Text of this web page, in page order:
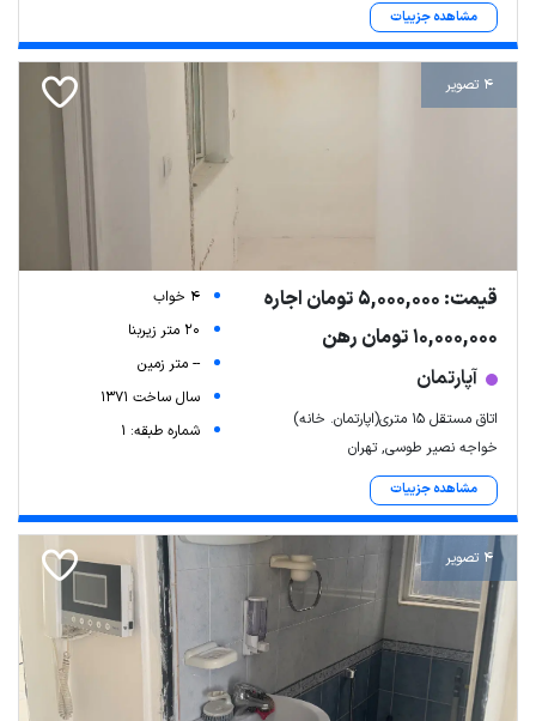
مشاهده جزییات
4 تصویر
قیمت: 5,000,000 تومان اجاره
10,000,000 تومان رهن
آپارتمان
اتاق مستقل ۱۵ متری(اپارتمان. خانه)
خواجه نصیر طوسی, تهران
مشاهده جزییات
4 خواب
20 متر زیربنا
-- متر زمین
سال ساخت 1371
شماره طبقه: 1
4 تصویر